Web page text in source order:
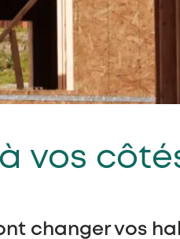
vos
changer vos